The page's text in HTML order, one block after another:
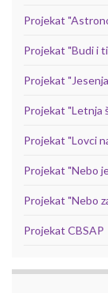
Projekat
Projekat "Budi i
Projekat
Projekat "Letnja
Projekat "Lovci
Projekat "Nebo
Projekat "Nebo
Projekat CBSAP